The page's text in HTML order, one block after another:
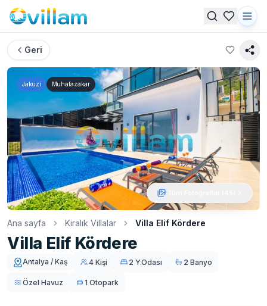
Geri
Jakuzi Muhafazakar
Ana sayfa Kiralık Villalar Villa Elif Kördere
Villa Elif Kördere
Antalya / Kaş 4 Kişi 2 Y.Odası 2 Banyo
Özel Havuz 1 Otopark